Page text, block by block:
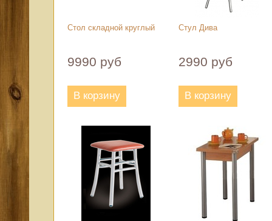
Стол складной круглый
9990 руб
В корзину
Стул Дива
2990 руб
В корзину